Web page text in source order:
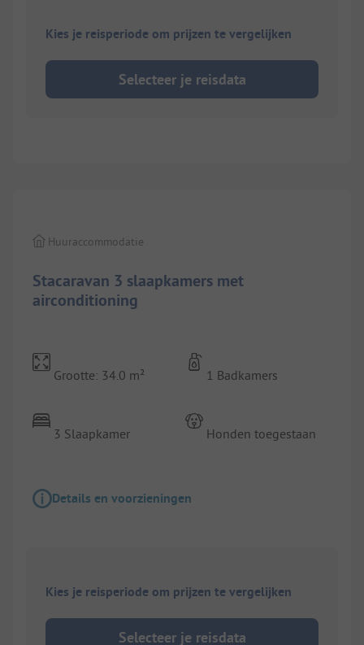
Kies je reisperiode om prijzen te vergelijken
Selecteer je reisdata
Stacaravan 3 slaapkamers met
airconditioning
Huuraccommodatie
Grootte: 34.0 m²
3 Slaapkamer
1 Badkamers
Honden toegestaan
Details en voorzieningen
Kies je reisperiode om prijzen te vergelijken
Selecteer je reisdata